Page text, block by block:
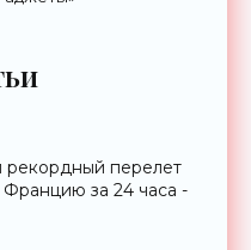
рекордный перелет
Францию за 24 часа -